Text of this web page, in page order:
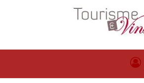
Tourisme et vins